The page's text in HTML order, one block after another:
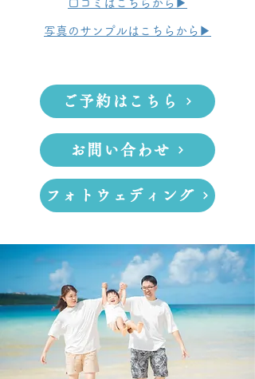
​口コミはこちらから▶
写真のサンプルはこちらから▶
ご予約はこちら
お問い合わせ
フォトウェディング